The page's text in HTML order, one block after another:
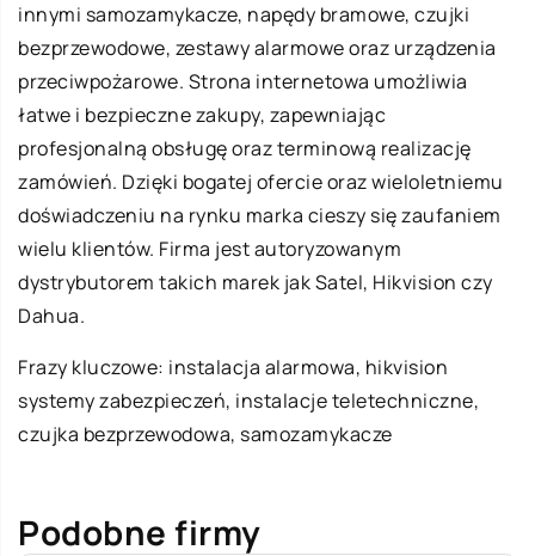
innymi samozamykacze, napędy bramowe, czujki
bezprzewodowe, zestawy alarmowe oraz urządzenia
przeciwpożarowe. Strona internetowa umożliwia
łatwe i bezpieczne zakupy, zapewniając
profesjonalną obsługę oraz terminową realizację
zamówień. Dzięki bogatej ofercie oraz wieloletniemu
doświadczeniu na rynku marka cieszy się zaufaniem
wielu klientów. Firma jest autoryzowanym
dystrybutorem takich marek jak Satel, Hikvision czy
Dahua.
Frazy kluczowe: instalacja alarmowa, hikvision
systemy zabezpieczeń, instalacje teletechniczne,
czujka bezprzewodowa, samozamykacze
Podobne firmy